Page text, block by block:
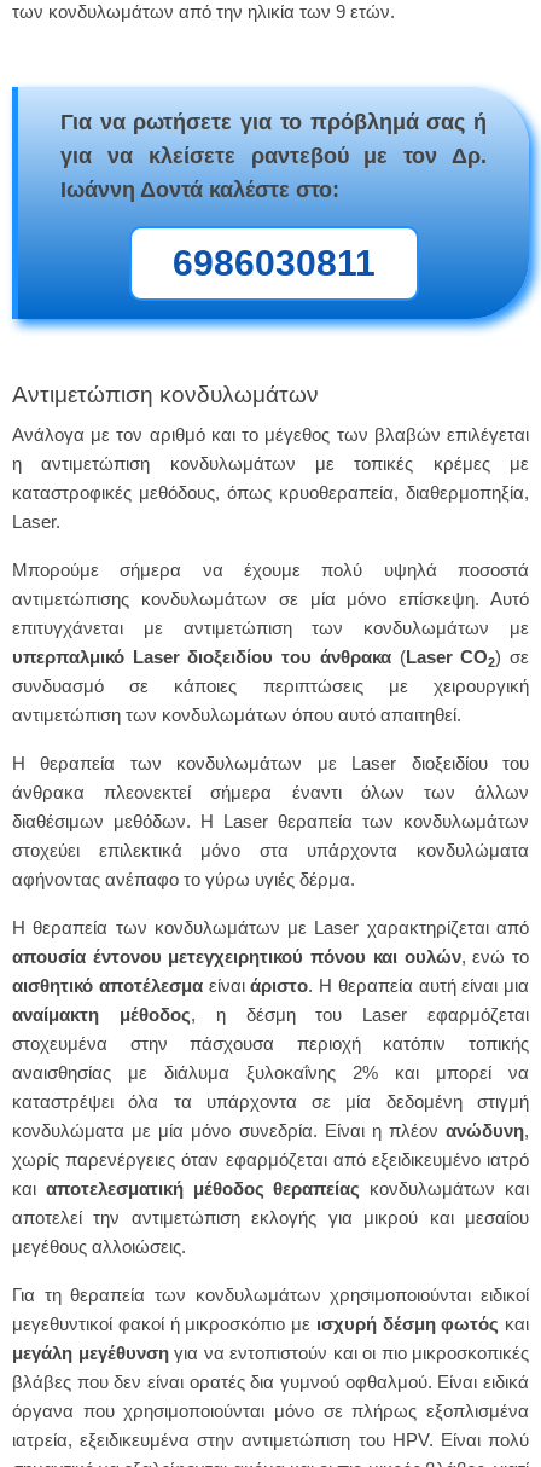
των κονδυλωμάτων από την ηλικία των 9 ετών.
Για να ρωτήσετε για το πρόβλημά σας ή
για να κλείσετε ραντεβού με τον Δρ.
Ιωάννη Δοντά καλέστε στο:
6986030811
Αντιμετώπιση κονδυλωμάτων
Ανάλογα με τον αριθμό και το μέγεθος των βλαβών επιλέγεται
η αντιμετώπιση κονδυλωμάτων με τοπικές κρέμες με
καταστροφικές μεθόδους, όπως κρυοθεραπεία, διαθερμοπηξία,
Laser.
Μπορούμε σήμερα να έχουμε πολύ υψηλά ποσοστά
αντιμετώπισης κονδυλωμάτων σε μία μόνο επίσκεψη. Αυτό
επιτυγχάνεται με αντιμετώπιση των κονδυλωμάτων με
υπερπαλμικό Laser διοξειδίου του άνθρακα(Laser CO2) σε
συνδυασμό σε κάποιες περιπτώσεις με χειρουργική
αντιμετώπιση των κονδυλωμάτων όπου αυτό απαιτηθεί.
Η θεραπεία των κονδυλωμάτων με Laser διοξειδίου του
άνθρακα πλεονεκτεί σήμερα έναντι όλων των άλλων
διαθέσιμων μεθόδων. Η Laser θεραπεία των κονδυλωμάτων
στοχεύει επιλεκτικά μόνο στα υπάρχοντα κονδυλώματα
αφήνοντας ανέπαφο το γύρω υγιές δέρμα.
Η θεραπεία των κονδυλωμάτων με Laser χαρακτηρίζεται από
απουσία έντονου μετεγχειρητικού πόνου και ουλών, ενώ το
αισθητικό αποτέλεσμαείναιάριστο. Η θεραπεία αυτή είναι μια
αναίμακτη μέθοδος, η δέσμη του Laser εφαρμόζεται
στοχευμένα στην πάσχουσα περιοχή κατόπιν τοπικής
αναισθησίας με διάλυμα ξυλοκαΐνης 2% και μπορεί να
καταστρέψει όλα τα υπάρχοντα σε μία δεδομένη στιγμή
κονδυλώματα με μία μόνο συνεδρία. Είναι η πλέον ανώδυνη,
χωρίς παρενέργειες όταν εφαρμόζεται από εξειδικευμένο ιατρό
και αποτελεσματική μέθοδος θεραπείας κονδυλωμάτων και
αποτελεί την αντιμετώπιση εκλογής για μικρού και μεσαίου
μεγέθους αλλοιώσεις.
Για τη θεραπεία των κονδυλωμάτων χρησιμοποιούνται ειδικοί
μεγεθυντικοί φακοί ή μικροσκόπιο με ισχυρή δέσμη φωτός και
μεγάλη μεγέθυνσηγια να εντοπιστούν και οι πιο μικροσκοπικές
βλάβες που δεν είναι ορατές δια γυμνού οφθαλμού. Είναι ειδικά
όργανα που χρησιμοποιούνται μόνο σε πλήρως εξοπλισμένα
ιατρεία, εξειδικευμένα στην αντιμετώπιση του HPV. Είναι πολύ